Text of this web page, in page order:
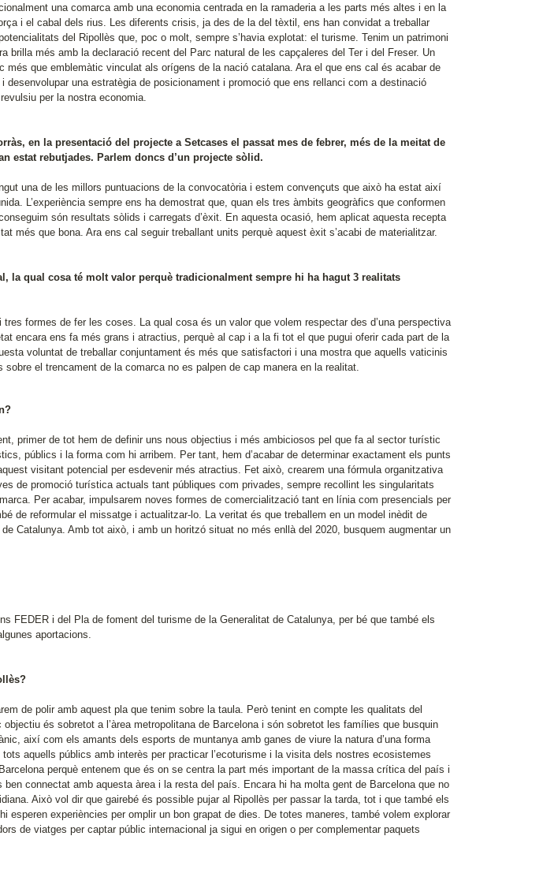
una comarca amb una economia centrada en la ramaderia a les parts més altes i en la
i el cabal dels rius. Les diferents crisis, ja des de la del tèxtil, ens han convidat a treballar
del Ripollès que, poc o molt, sempre s’havia explotat: el turisme. Tenim un patrimoni
brilla més amb la declaració recent del Parc natural de les capçaleres del Ter i del Freser. Un
més que emblemàtic vinculat als orígens de la nació catalana. Ara el que ens cal és acabar de
desenvolupar una estratègia de posicionament i promoció que ens rellanci com a destinació
per la nostra economia.
en la presentació del projecte a Setcases el passat mes de febrer, més de la meitat de
estat rebutjades. Parlem doncs d’un projecte sòlid.
una de les millors puntuacions de la convocatòria i estem convençuts que això ha estat així
L’experiència sempre ens ha demostrat que, quan els tres àmbits geogràfics que conformen
són resultats sòlids i carregats d’èxit. En aquesta ocasió, hem aplicat aquesta recepta
més que bona. Ara ens cal seguir treballant units perquè aquest èxit s’acabi de materialitzar.
la qual cosa té molt valor perquè tradicionalment sempre hi ha hagut 3 realitats
formes de fer les coses. La qual cosa és un valor que volem respectar des d’una perspectiva
encara ens fa més grans i atractius, perquè al cap i a la fi tot el que pugui oferir cada part de la
voluntat de treballar conjuntament és més que satisfactori i una mostra que aquells vaticinis
sobre el trencament de la comarca no es palpen de cap manera en la realitat.
primer de tot hem de definir uns nous objectius i més ambiciosos pel que fa al sector turístic
públics i la forma com hi arribem. Per tant, hem d’acabar de determinar exactament els punts
visitant potencial per esdevenir més atractius. Fet això, crearem una fórmula organitzativa
de promoció turística actuals tant públiques com privades, sempre recollint les singularitats
Per acabar, impulsarem noves formes de comercialització tant en línia com presencials per
de reformular el missatge i actualitzar-lo. La veritat és que treballem en un model inèdit de
Catalunya. Amb tot això, i amb un horitzó situat no més enllà del 2020, busquem augmentar un
FEDER i del Pla de foment del turisme de la Generalitat de Catalunya, per bé que també els
aportacions.
de polir amb aquest pla que tenim sobre la taula. Però tenint en compte les qualitats del
és sobretot a l’àrea metropolitana de Barcelona i són sobretot les famílies que busquin
així com els amants dels esports de muntanya amb ganes de viure la natura d’una forma
aquells públics amb interès per practicar l’ecoturisme i la visita dels nostres ecosistemes
perquè entenem que és on se centra la part més important de la massa crítica del país i
ben connectat amb aquesta àrea i la resta del país. Encara hi ha molta gent de Barcelona que no
Això vol dir que gairebé és possible pujar al Ripollès per passar la tarda, tot i que també els
esperen experiències per omplir un bon grapat de dies. De totes maneres, també volem explorar
de viatges per captar públic internacional ja sigui en origen o per complementar paquets